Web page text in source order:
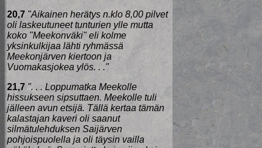
20,7 "Aikainen herätys n.klo 8,00 pilvet
oli laskeutuneet tunturien ylle mutta
koko "Meekonväki" eli kolme
yksinkulkijaa lähti ryhmässä
Meekonjärven kiertoon ja
Vuomakasjokea ylös. . ."
21,7". . . Loppumatka Meekolle
hissukseen sipsuttaen. Meekolle tuli
jälleen avun etsijä. Tällä kertaa tämän
kalastajan kaveri oli saanut
silmätulehduksen Saijärven
pohjoispuolella ja oli täysin vailla